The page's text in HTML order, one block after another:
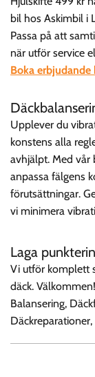
bil hos Askimbil i
Passa på att
när utför service
Boka erbjudande
Upplever du
konstens alla
avhjälpt. Med vår
anpassa fälgens
förutsättningar.
vi minimera
Laga
Vi utför komplett
däck.
Balansering,